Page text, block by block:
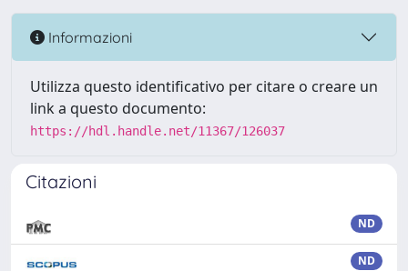
Informazioni
Utilizza questo identificativo per citare o creare un
link a questo documento:
https://hdl.handle.net/11367/126037
Citazioni
ND
ND